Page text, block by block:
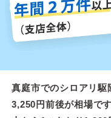
真庭市でのシロアリ
3,250円前後が相場で